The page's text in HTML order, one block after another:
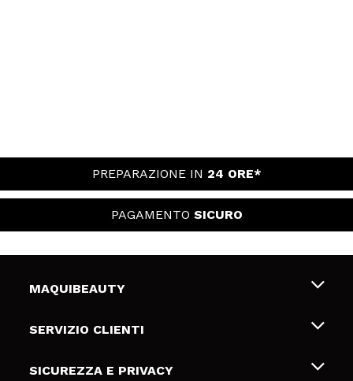
PREPARAZIONE IN 24 ORE*
PAGAMENTO SICURO
MAQUIBEAUTY
Chi siamo
Gift Cards
SERVIZIO CLIENTI
Spedizioni & Resi
SICUREZZA E PRIVACY